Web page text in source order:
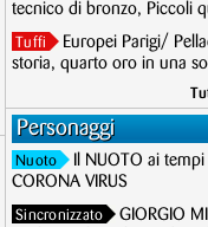
tecnico di bronzo, Piccoli
Tuffi
Europei Parigi/
storia, quarto oro in una
Personaggi
Nuoto
Il NUOTO ai tempi
CORONA VIRUS
Sincronizzato
GIORGIO